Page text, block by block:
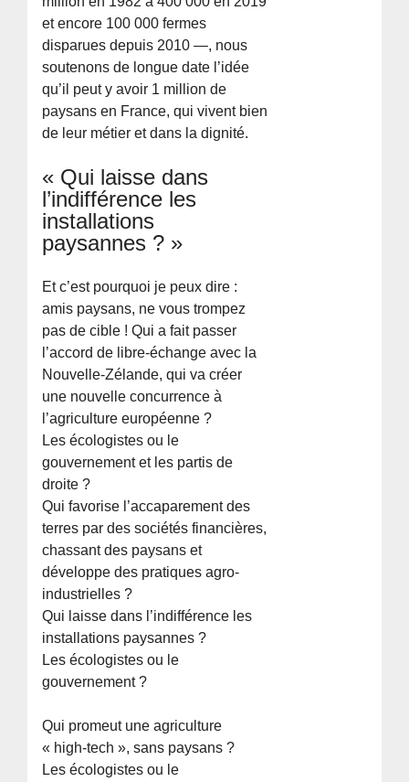
et encore 100 000 fermes
disparues depuis 2010 —, nous
soutenons de longue date l’idée
qu’il peut y avoir 1 million de
paysans en France, qui vivent bien
de leur métier et dans la dignité.
« Qui laisse dans
l’indifférence les
installations
paysannes ? »
Et c’est pourquoi je peux dire :
amis paysans, ne vous trompez
pas de cible ! Qui a fait passer
l’accord de libre-échange avec la
Nouvelle-Zélande, qui va créer
une nouvelle concurrence à
l’agriculture européenne ?
Les écologistes ou le
gouvernement et les partis de
droite ?
Qui favorise l’accaparement des
terres par des sociétés financières,
chassant des paysans et
développe des pratiques agro-
industrielles ?
Qui laisse dans l’indifférence les
installations paysannes ?
Les écologistes ou le
gouvernement ?
Qui promeut une agriculture
« high-tech », sans paysans ?
Les écologistes ou le